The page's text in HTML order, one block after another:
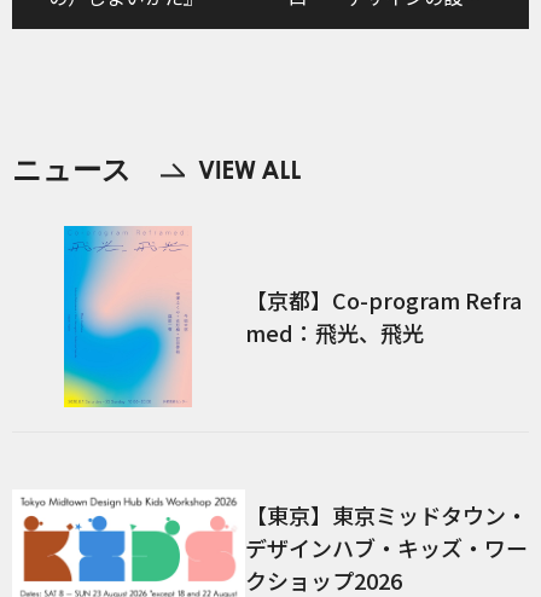
と実装をめぐるダイア
ニュース
【京都】Co-program Refra
med：飛光、飛光
【東京】東京ミッドタウン・
デザインハブ・キッズ・ワー
クショップ2026